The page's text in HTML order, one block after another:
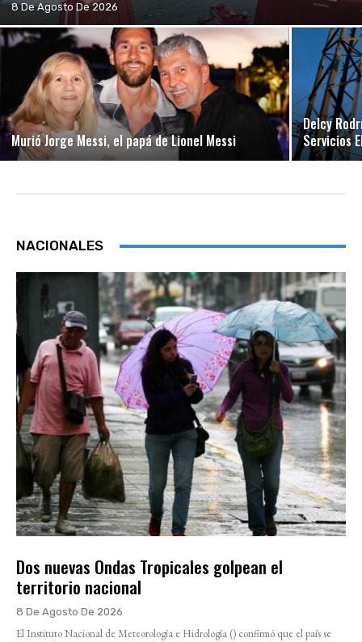
8 De Agosto De 2026
Murió Jorge Messi, el papá de Lionel Messi
Delcy
Servicios
NACIONALES
Dos nuevas Ondas Tropicales golpean el
territorio nacional
8 De Agosto De 2026
El Instituto Nacional de Meteorología e Hidrología () confirmó que el país se